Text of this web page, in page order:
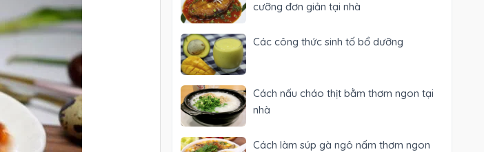
cưỡng đơn giản tại nhà
Các công thức sinh tố bổ dưỡng
Cách nấu cháo thịt bằm thơm ngon tại
nhà
Cách làm súp gà ngô nấm thơm ngon